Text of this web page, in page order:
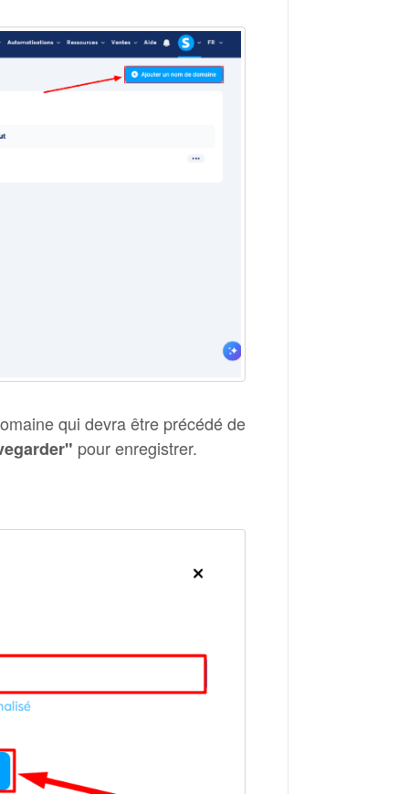
qui devra être précédé de
pour enregistrer.